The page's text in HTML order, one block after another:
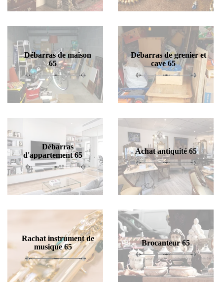
Débarras de maison
65
Débarras de grenier et
cave 65
Débarras
d'appartement 65
Achat antiquité 65
Rachat instrument de
musique 65
Brocanteur 65